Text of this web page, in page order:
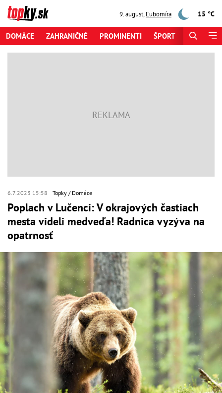
9. august,Ľubomíra 15 °C
DOMÁCE ZAHRANIČNÉ PROMINENTI ŠPORT
6.7.2023 15:58 Topky Domáce
Poplach v Lučenci: V okrajových častiach
mesta videli medveďa! Radnica vyzýva na
opatrnosť